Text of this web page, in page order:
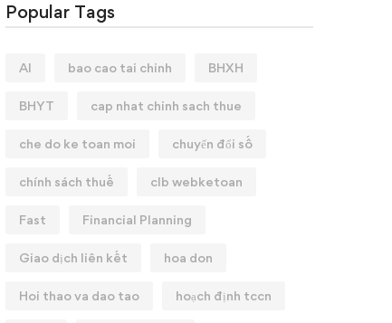
Popular Tags
AI bao cao tai chinh BHXH
BHYT cap nhat chinh sach thue
che do ke toan moi chuyển đổi số
chính sách thuế clb webketoan
Fast Financial Planning
Giao dịch liên kết hoa don
Hoi thao va dao tao hoạch định tccn